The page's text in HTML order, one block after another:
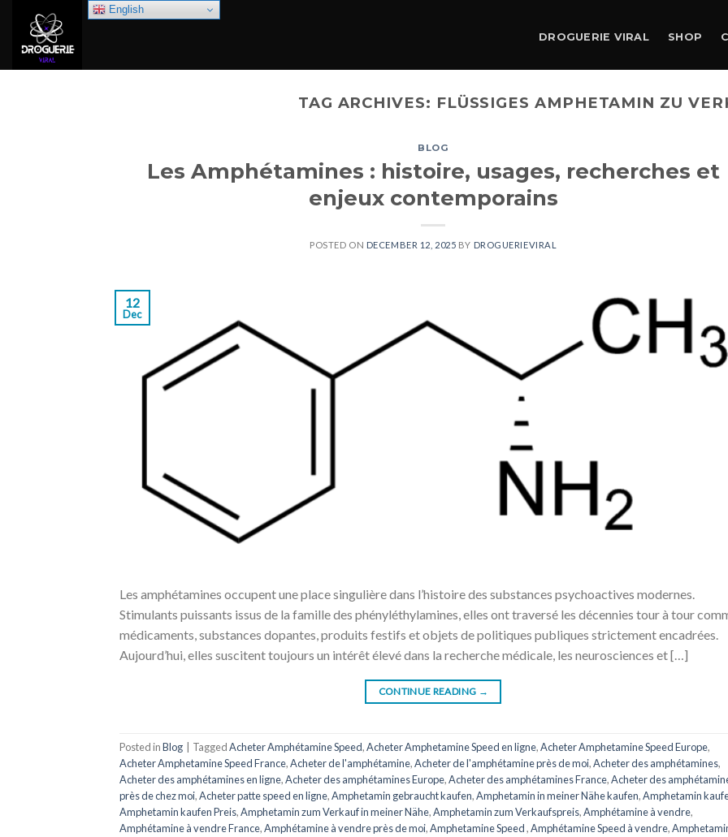
content
DROGUERIE VIRAL SHOP
TAG ARCHIVES: FLÜSSIGES AMPHETAMIN ZU
BLOG
Les Amphétamines : histoire, usages, recherches et
enjeux contemporains
POSTED ON DECEMBER 12, 2025 BY DROGUERIEVIRAL
12
Dec
Les amphétamines occupent une place singulière dans l’histoire des substances psychoactives modernes.
Stimulants puissants issus de la famille des phényléthylamines, elles ont traversé les décennies tour à tour
médicaments, substances dopantes, produits festifs et objets de politiques publiques strictement encadrées.
Aujourd’hui, elles suscitent toujours un intérêt élevé dans la recherche médicale, les neurosciences et […]
CONTINUE READING →
Posted inBlog TaggedAcheter Amphétamine Speed,Acheter Amphetamine Speed ​​​​en ligne,Acheter Amphetamine Speed ​​​​Europe,
Acheter Amphetamine Speed ​​​​France,Acheter de l'amphétamine,Acheter de l'amphétamine près de moi,Acheter des amphétamines,
Acheter des amphétamines en ligne,Acheter des amphétamines Europe,Acheter des amphétamines France,Acheter des
près de chez moi,Acheter patte speed en ligne,Amphetamin gebraucht kaufen,Amphetamin in meiner Nähe kaufen,Amphetamin
Amphetamin kaufen Preis,Amphetamin zum Verkauf in meiner Nähe,Amphetamin zum Verkaufspreis,Amphétamine à vendre,
Amphétamine à vendre France,Amphétamine à vendre près de moi,Amphetamine Speed ​​​​,Amphétamine Speed ​​​​à vendre,
English